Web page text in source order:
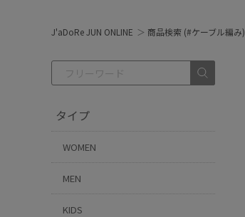
J'aDoRe JUN ONLINE 商品検索 (#ケーブル編み)
タイプ
WOMEN
MEN
KIDS